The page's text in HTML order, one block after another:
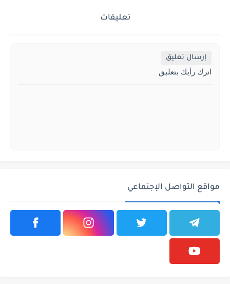
تعليقات
إرسال تعليق
اترك رأيك بتعليق
مواقع التواصل الإجتماعي